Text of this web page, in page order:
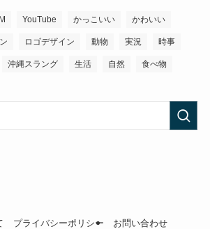
YouTube かっこいい かわいい
ロゴデザイン 動物 実況 時事
沖縄スラング 生活 自然 食べ物
プライバシーポリシー お問い合わせ